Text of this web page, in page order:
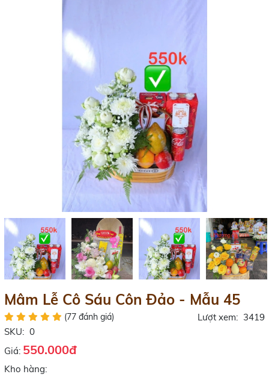
Mâm Lễ Cô Sáu Côn Đảo - Mẫu 45
(77 đánh giá) Lượt xem: 3419
SKU: 0
Giá: 550.000đ
Kho hàng: